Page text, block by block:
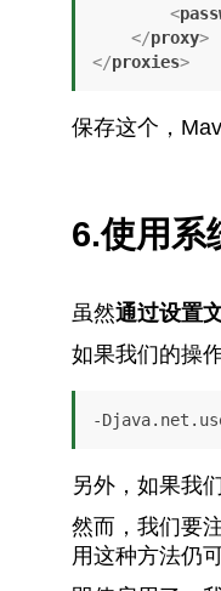
<
</proxy>
</proxies>
保存这个，
6.使用系
虽然通过设置
如果我们的操
-
另外，如果我
然而，我们要
用这种方法仍